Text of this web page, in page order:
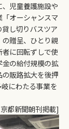
児童養護施設や
オーシャンスマ
し切りバスツア
贈呈、ひとり親
に回転ずしで使
の給付規模の拡
販路拡大を後押
にわたる事業を
都新聞朝刊掲載]